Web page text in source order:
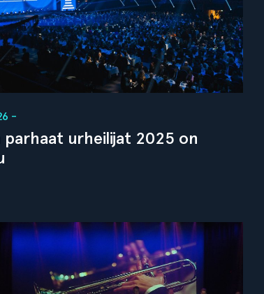
-
parhaat urheilijat 2025 on